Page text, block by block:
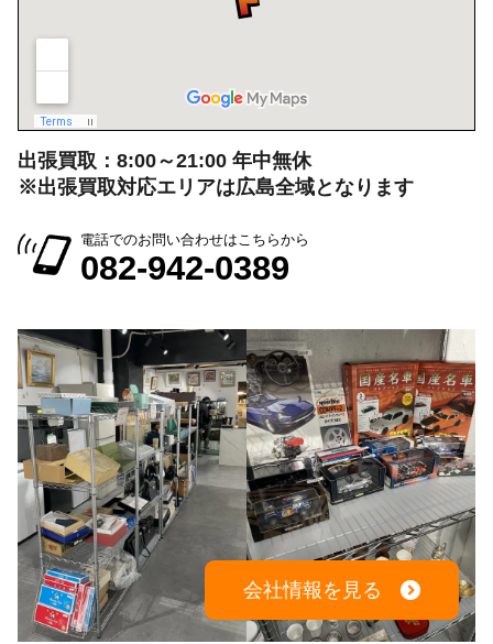
出張買取：8:00～21:00 年中無休
※出張買取対応エリアは広島全域となります
電話でのお問い合わせはこちらから
082-942-0389
会社情報を見る